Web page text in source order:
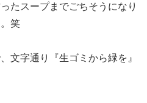
たスープまでごちそうになり
笑
文字通り『生ゴミから緑を』